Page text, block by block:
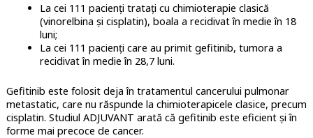
La cei 111 pacienți tratați cu chimioterapie clasică
(vinorelbina și cisplatin), boala a recidivat în medie în 18
luni;
La cei 111 pacienți care au primit gefitinib, tumora a
recidivat în medie în 28,7 luni.
Gefitinib este folosit deja în tratamentul cancerului pulmonar
metastatic, care nu răspunde la chimioterapicele clasice, precum
cisplatin. Studiul ADJUVANT arată că gefitinib este eficient și în
forme mai precoce de cancer.